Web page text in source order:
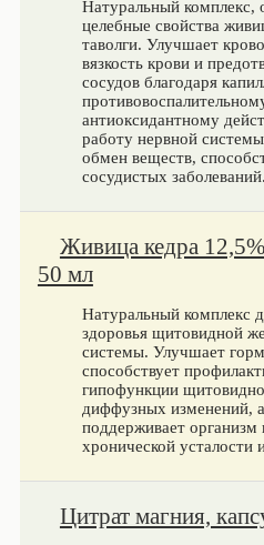
Натуральный
целебные свойства
таволги. Улучшает
вязкость крови и
сосудов благодаря
антиоксидантному
работу нервной
обмен веществ,
сосудистых заболеваний.
Живица кедра
50 мл
Натуральный комплекс
здоровья щитовидной
системы. Улучшает
способствует
гипофункции
диффузных изменений,
поддерживает организм
хронической
Цитрат магния,